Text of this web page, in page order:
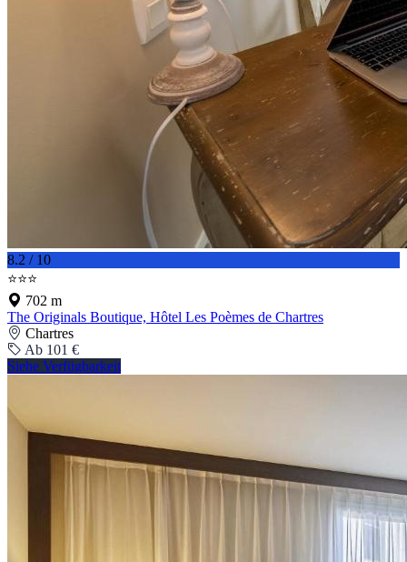
8.2 / 10
⭐⭐⭐
702 m
The Originals Boutique, Hôtel Les Poèmes de Chartres
Chartres
Ab 101 €
Siehe Verfügbarkeit